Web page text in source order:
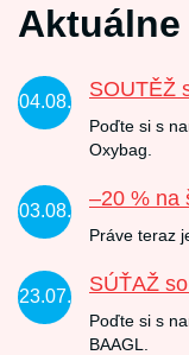
Aktuálne
04.08.
SOUTĚŽ
Poďte si s
Oxybag.
03.08.
–20 % na
Práve teraz
23.07.
SÚŤAŽ
Poďte si s
BAAGL.